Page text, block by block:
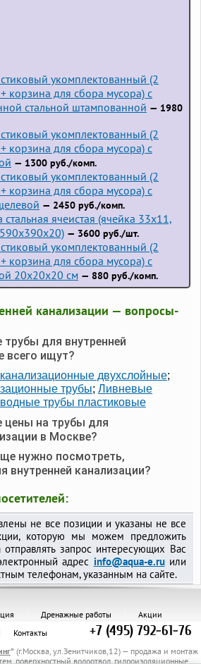
укомплектованный (2
корзина для сбора мусора) с
стальной штампованной — 1980
укомплектованный (2
корзина для сбора мусора) с
— 1300 руб./комп.
укомплектованный (2
корзина для сбора мусора) с
— 2450 руб./комп.
ячеистая (ячейка 33x11,
— 3600 руб./шт.
укомплектованный (2
корзина для сбора мусора) с
20х20х20 см — 880 руб./комп.
канализации — вопросы-
трубы для внутренней
всего ищут?
двухслойные;
трубы; Ливневые
трубы пластиковые
цены на трубы для
в Москве?
нужно посмотреть,
внутренней канализации?
не все позиции и указаны не все
которую мы можем предложить
отправлять запрос интересующих Вас
адрес info@aqua-e.ruили
телефонам, указанным на сайте.
Дренажные работы
Акции
Контакты +7 (495) 792-61-76
" (г.Москва, ул.Зенитчиков,12) — продажа и монтаж
поверхностный водоотвод, гидроизоляционные